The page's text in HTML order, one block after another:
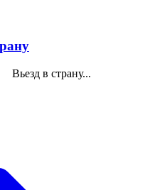
в страну...